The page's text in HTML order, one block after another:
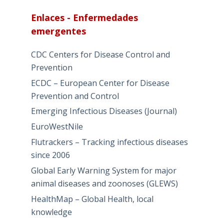
categorías
Enlaces - Enfermedades
emergentes
CDC Centers for Disease Control and
Prevention
ECDC – European Center for Disease
Prevention and Control
Emerging Infectious Diseases (Journal)
EuroWestNile
Flutrackers – Tracking infectious diseases
since 2006
Global Early Warning System for major
animal diseases and zoonoses (GLEWS)
HealthMap – Global Health, local
knowledge